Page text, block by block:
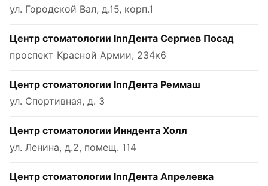
ул. Городской Вал, д.15, корп.1
Центр стоматологии InnДента Сергиев Посад
проспект Красной Армии, 234к6
Центр стоматологии InnДента Реммаш
ул. Спортивная, д. 3
Центр стоматологии Инндента Холл
ул. Ленина, д.2, помещ. 114
Центр стоматологии InnДента Апрелевка